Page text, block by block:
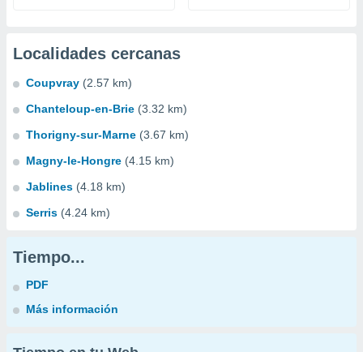
Localidades cercanas
Coupvray (2.57 km)
Chanteloup-en-Brie (3.32 km)
Thorigny-sur-Marne (3.67 km)
Magny-le-Hongre (4.15 km)
Jablines (4.18 km)
Serris (4.24 km)
Tiempo...
PDF
Más información